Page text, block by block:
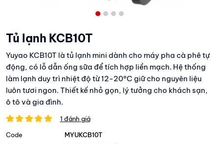
Tủ lạnh KCB10T
Yuyao KCB10T là tủ lạnh mini dành cho máy pha cà phê tự
động, có lỗ dẫn ống sữa để tích hợp liền mạch. Hệ thống
làm lạnh duy trì nhiệt độ từ 12-20°C giữ cho nguyên liệu
luôn tươi ngon. Thiết kế nhỏ gọn, lý tưởng cho khách sạn,
ô tô và gia đình.
1 đánh giá
Code MYUKCB10T